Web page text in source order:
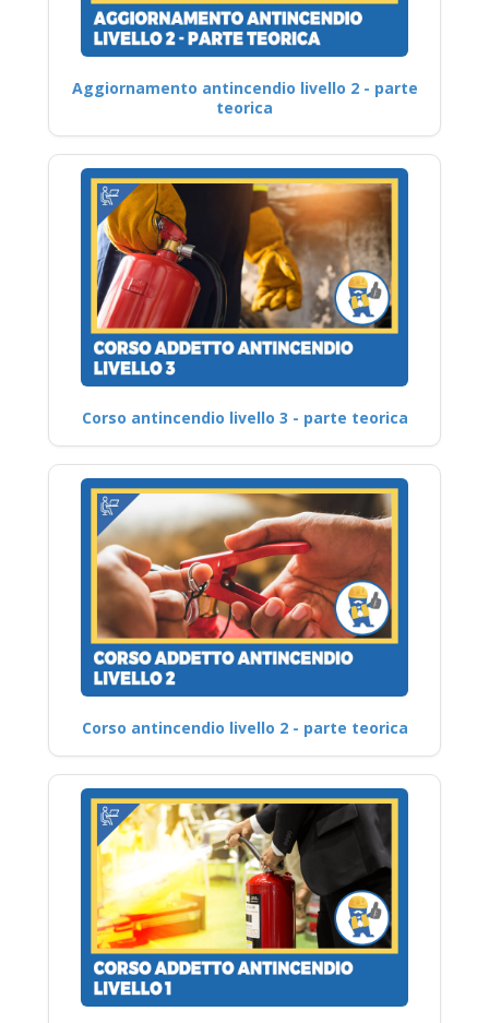
Aggiornamento antincendio livello 2 - parte
teorica
Corso antincendio livello 3 - parte teorica
Corso antincendio livello 2 - parte teorica